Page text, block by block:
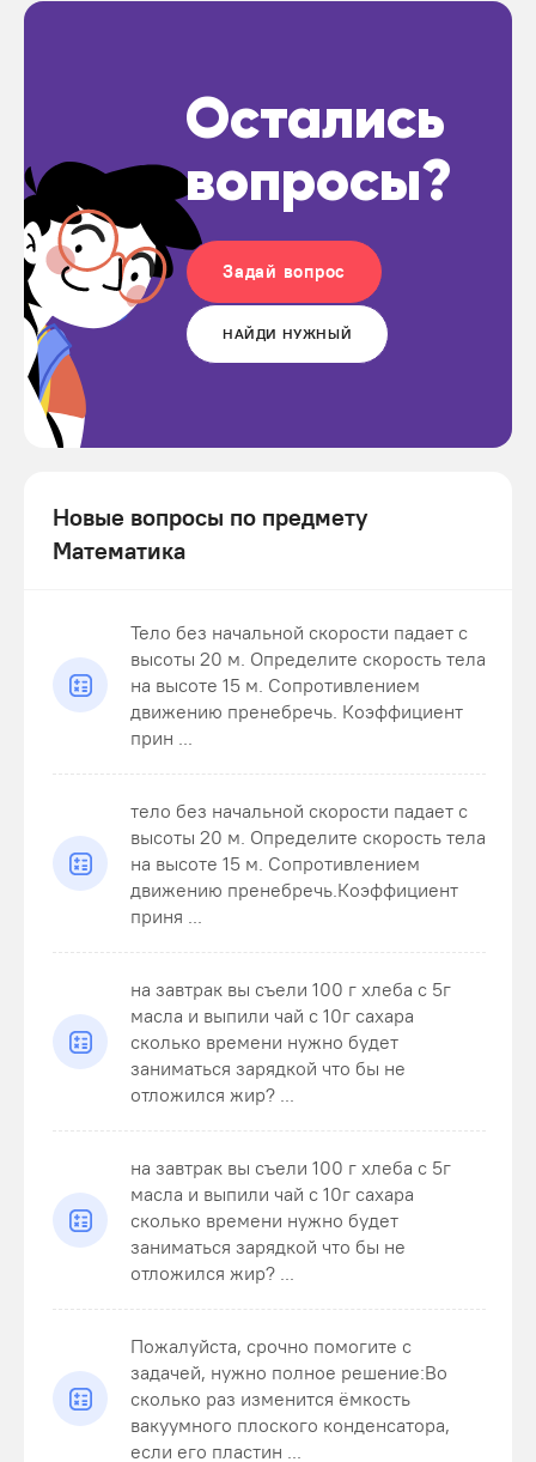
Остались
вопросы?
Задай вопрос
НАЙДИ НУЖНЫЙ
Новые вопросы по предмету
Математика
Тело без начальной скорости падает с
высоты 20 м. Определите скорость тела
на высоте 15 м. Сопротивлением
движению пренебречь. Коэффициент
прин ...
тело без начальной скорости падает с
высоты 20 м. Определите скорость тела
на высоте 15 м. Сопротивлением
движению пренебречь.Коэффициент
приня ...
на завтрак вы съели 100 г хлеба с 5г
масла и выпили чай с 10г сахара
сколько времени нужно будет
заниматься зарядкой что бы не
отложился жир? ...
на завтрак вы съели 100 г хлеба с 5г
масла и выпили чай с 10г сахара
сколько времени нужно будет
заниматься зарядкой что бы не
отложился жир? ...
Пожалуйста, срочно помогите с
задачей, нужно полное решение:Во
сколько раз изменится ёмкость
вакуумного плоского конденсатора,
если его пластин ...